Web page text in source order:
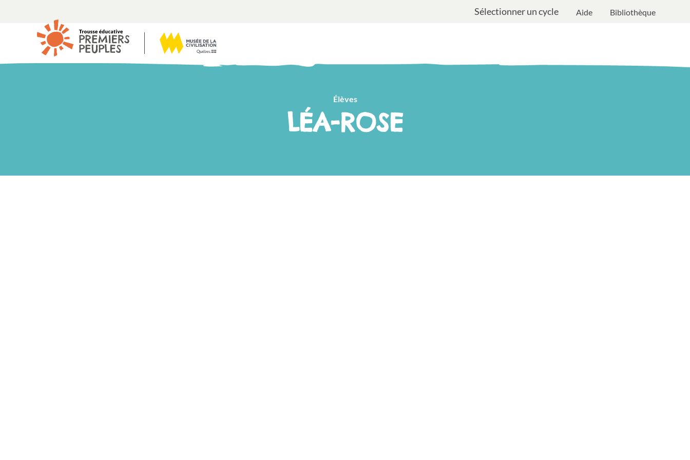
Sélectionner un cycle Aide Bibliothèque
Élèves
LÉA-ROSE